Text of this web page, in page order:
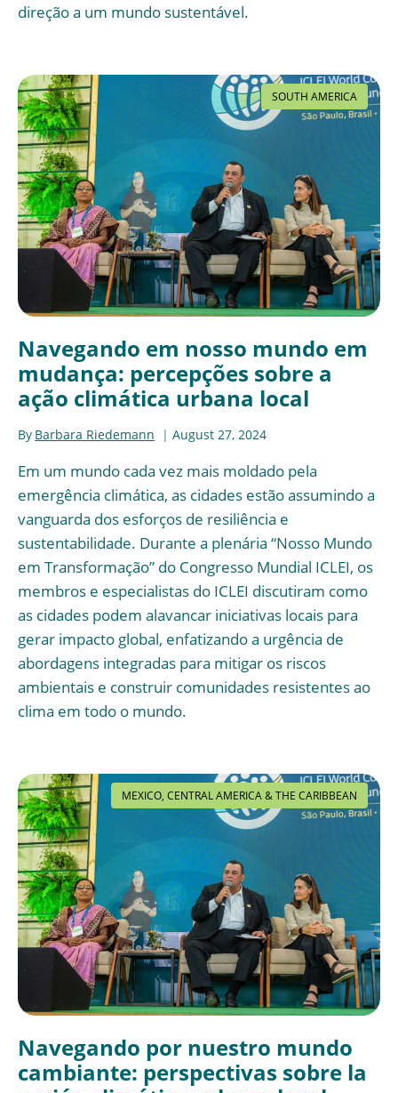
direção a um mundo sustentável.
SOUTH AMERICA
Navegando em nosso mundo em
mudança: percepções sobre a
ação climática urbana local
By Barbara Riedemann August 27, 2024
Em um mundo cada vez mais moldado pela
emergência climática, as cidades estão assumindo a
vanguarda dos esforços de resiliência e
sustentabilidade. Durante a plenária “Nosso Mundo
em Transformação” do Congresso Mundial ICLEI, os
membros e especialistas do ICLEI discutiram como
as cidades podem alavancar iniciativas locais para
gerar impacto global, enfatizando a urgência de
abordagens integradas para mitigar os riscos
ambientais e construir comunidades resistentes ao
clima em todo o mundo.
MEXICO, CENTRAL AMERICA & THE CARIBBEAN
Navegando por nuestro mundo
cambiante: perspectivas sobre la